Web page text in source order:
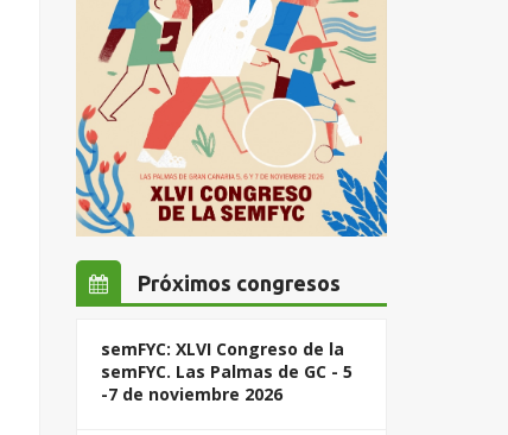
Próximos congresos
semFYC: XLVI Congreso de la
semFYC. Las Palmas de GC - 5
-7 de noviembre 2026